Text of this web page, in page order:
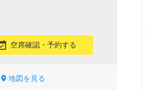
空席確認・予約する
地図を見る